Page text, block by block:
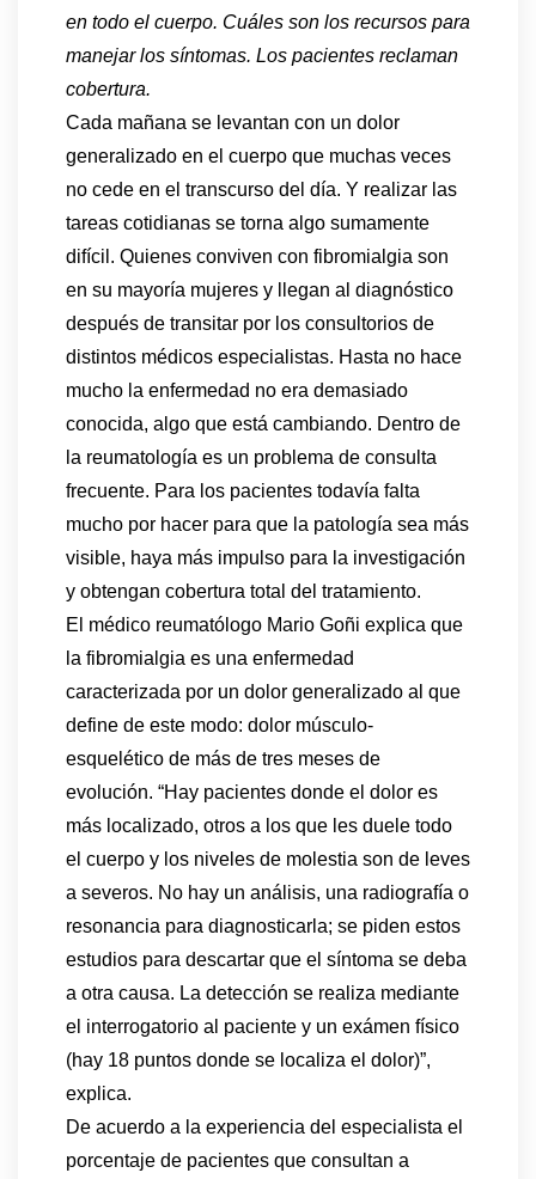
en todo el cuerpo. Cuáles son los recursos para
manejar los síntomas. Los pacientes reclaman
cobertura.
Cada mañana se levantan con un dolor
generalizado en el cuerpo que muchas veces
no cede en el transcurso del día. Y realizar las
tareas cotidianas se torna algo sumamente
difícil. Quienes conviven con fibromialgia son
en su mayoría mujeres y llegan al diagnóstico
después de transitar por los consultorios de
distintos médicos especialistas. Hasta no hace
mucho la enfermedad no era demasiado
conocida, algo que está cambiando. Dentro de
la reumatología es un problema de consulta
frecuente. Para los pacientes todavía falta
mucho por hacer para que la patología sea más
visible, haya más impulso para la investigación
y obtengan cobertura total del tratamiento.
El médico reumatólogo Mario Goñi explica que
la fibromialgia es una enfermedad
caracterizada por un dolor generalizado al que
define de este modo: dolor músculo-
esquelético de más de tres meses de
evolución. “Hay pacientes donde el dolor es
más localizado, otros a los que les duele todo
el cuerpo y los niveles de molestia son de leves
a severos. No hay un análisis, una radiografía o
resonancia para diagnosticarla; se piden estos
estudios para descartar que el síntoma se deba
a otra causa. La detección se realiza mediante
el interrogatorio al paciente y un exámen físico
(hay 18 puntos donde se localiza el dolor)”,
explica.
De acuerdo a la experiencia del especialista el
porcentaje de pacientes que consultan a